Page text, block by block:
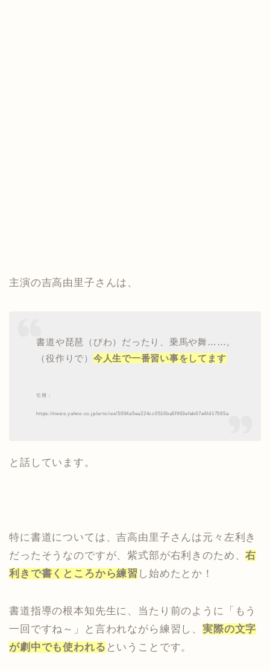
主演の吉高由里子さんは、
書道や琵琶（びわ）だったり、乗馬や舞……。
（役作りで） 今人生で一番習い事をしてます
引用：
https://news.yahoo.co.jp/articles/5004a5ea224cc0516ba5f963efeb67e4fd17565a
と話しています。
特に書道については、吉高由里子さんは元々左利き
だったそうなのですが、紫式部が右利きのため、右
利きで書くところから練習 し始めたとか！
書道指導の根本知先生に、当たり前のように「もう
一回ですね～」と言われながら練習し、実際の文字
が劇中でも使われる ということです。